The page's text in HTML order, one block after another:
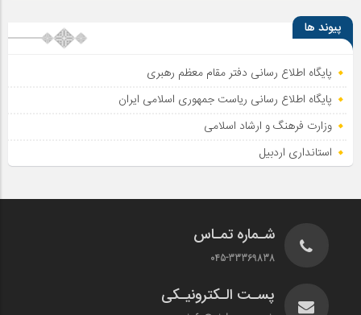
پیوند ها
پایگاه اطلاع رسانی دفتر مقام معظم رهبری
پایگاه اطلاع‌ رسانی ریاست‌ جمهوری اسلامی ایران
وزارت فرهنگ و ارشاد اسلامی
استانداری اردبیل
شـماره تمـاس
045-33369838
پسـت الـکترونیـکی